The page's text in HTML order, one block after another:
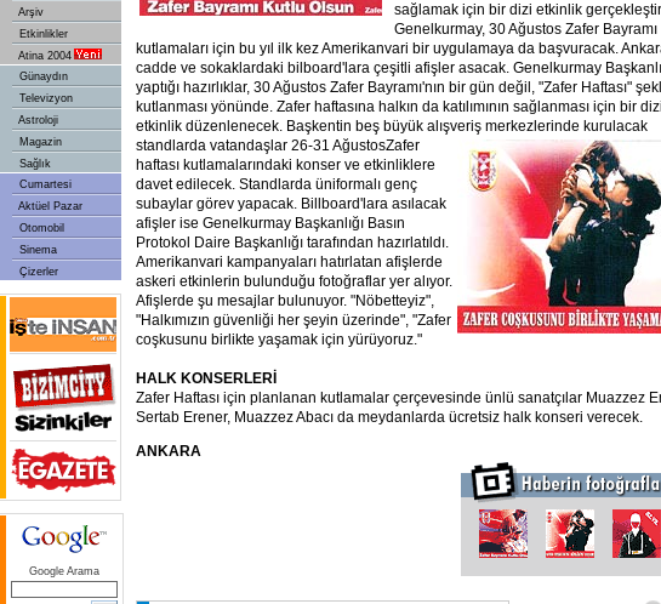
Arşiv
Etkinlikler
Atina 2004
Günaydın
Televizyon
Astroloji
Magazin
Sağlık
Cumartesi
Aktüel Pazar
Otomobil
Sinema
Çizerler
Google Arama
sağlamak için bir dizi etkinlik
Genelkurmay, 30 Ağustos Zafer Bayramı
kutlamaları için bu yıl ilk kez Amerikanvari bir uygulamaya da başvuracak.
cadde ve sokaklardaki bilboard'lara çeşitli afişler asacak. Genelkurmay
yaptığı hazırlıklar, 30 Ağustos Zafer Bayramı'nın bir gün değil, "Zafer Haftası"
kutlanması yönünde. Zafer haftasına halkın da katılımının sağlanması için bir dizi
etkinlik düzenlenecek. Başkentin beş büyük alışveriş merkezlerinde kurulacak
standlarda vatandaşlar 26-31 AğustosZafer
haftası kutlamalarındaki konser ve etkinliklere
davet edilecek. Standlarda üniformalı genç
subaylar görev yapacak. Billboard'lara asılacak
afişler ise Genelkurmay Başkanlığı Basın
Protokol Daire Başkanlığı tarafından hazırlatıldı.
Amerikanvari kampanyaları hatırlatan afişlerde
askeri etkinlerin bulunduğu fotoğraflar yer alıyor.
Afişlerde şu mesajlar bulunuyor. "Nöbetteyiz",
"Halkımızın güvenliği her şeyin üzerinde", "Zafer
coşkusunu birlikte yaşamak için yürüyoruz."
HALK KONSERLERİ
Zafer Haftası için planlanan kutlamalar çerçevesinde ünlü sanatçılar Muazzez
Sertab Erener, Muazzez Abacı da meydanlarda ücretsiz halk konseri verecek.
ANKARA